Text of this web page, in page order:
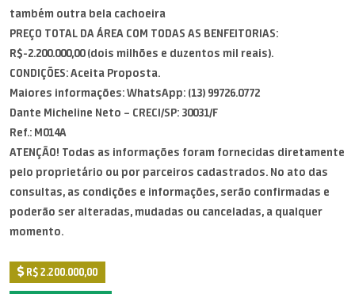
também outra bela cachoeira
PREÇO TOTAL DA ÁREA COM TODAS AS BENFEITORIAS:
R$-2.200.000,00 (dois milhões e duzentos mil reais).
CONDIÇÕES: Aceita Proposta.
Maiores informações: WhatsApp: (13) 99726.0772
Dante Micheline Neto – CRECI/SP: 30031/F
Ref.: M014A
ATENÇÃO! Todas as informações foram fornecidas diretamente
pelo proprietário ou por parceiros cadastrados. No ato das
consultas, as condições e informações, serão confirmadas e
poderão ser alteradas, mudadas ou canceladas, a qualquer
momento.
R$ 2.200.000,00